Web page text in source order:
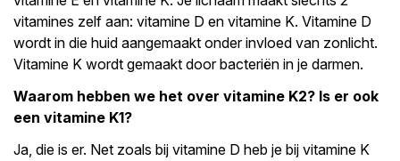
vitamines zelf aan: vitamine D en vitamine K. Vitamine D
wordt in die huid aangemaakt onder invloed van zonlicht.
Vitamine K wordt gemaakt door bacteriën in je darmen.
Waarom hebben we het over vitamine K2? Is er ook
een vitamine K1?
Ja, die is er. Net zoals bij vitamine D heb je bij vitamine K